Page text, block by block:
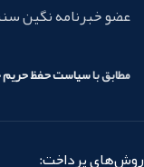
عضو خبرنامه نگین
مطابق باسیاست حفظ
روش‌های پرداخت: